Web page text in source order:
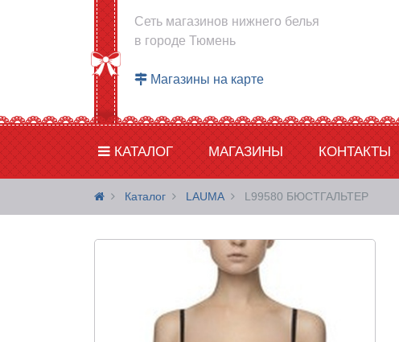
Сеть магазинов нижнего белья
в городе Тюмень
Магазины на карте
КАТАЛОГ МАГАЗИНЫ КОНТАКТЫ
Каталог LAUMA L99580 БЮСТГАЛЬТЕР